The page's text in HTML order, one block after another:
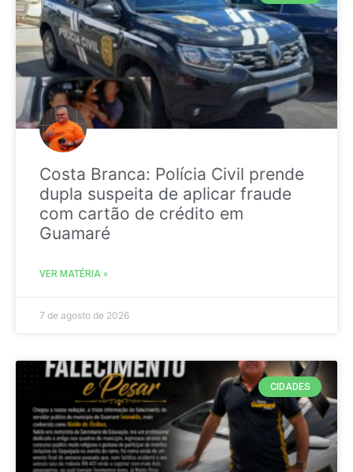
Costa Branca: Polícia Civil prende
dupla suspeita de aplicar fraude
com cartão de crédito em
Guamaré
VER MATÉRIA »
7 de agosto de 2026
CIDADES